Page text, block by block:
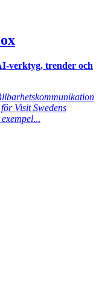
verktyg, trender och
Visit Swedens
...